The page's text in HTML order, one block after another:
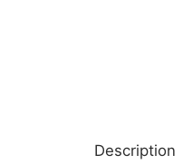
Description